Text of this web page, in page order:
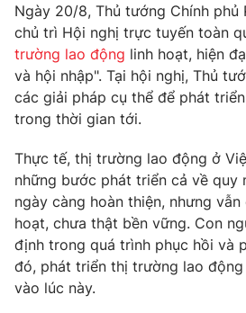
Thế giới đó đây
Câu chuyện quốc tế
Tài chính
Thị trường
Góc doanh nghiệp
Dữ liệu và đời sống
Truyền hình
Phim VTV
Hậu trường
Nhân vật
Khán giả
Giải sao mai
Điện ảnh
Âm nhạc
Sao
Đời sống
Du lịch
Làm đẹp
Giáo dục
Tuyển sinh
Công nghệ
Ngày 20/8, Thủ tướng Chính phủ
chủ trì Hội nghị trực tuyến toàn
trường lao động linh hoạt, hiện
và hội nhập". Tại hội nghị, Thủ
các giải pháp cụ thể để phát
trong thời gian tới.
Thực tế, thị trường lao động ở
những bước phát triển cả về quy
ngày càng hoàn thiện, nhưng
hoạt, chưa thật bền vững. Con
định trong quá trình phục hồi và
đó, phát triển thị trường lao
vào lúc này.